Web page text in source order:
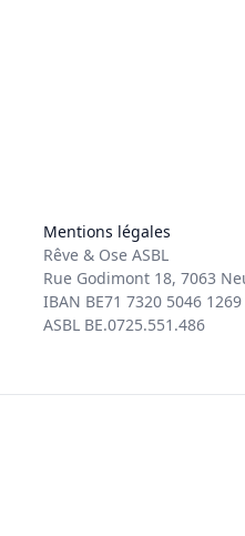
Mentions légales
Rêve & Ose ASBL
Rue Godimont 18, 7063
IBAN BE71 7320 5046 1269
ASBL BE.0725.551.486